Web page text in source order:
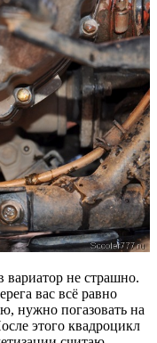
не страшно.
вас всё равно
нужно погазовать на
этого квадроцикл